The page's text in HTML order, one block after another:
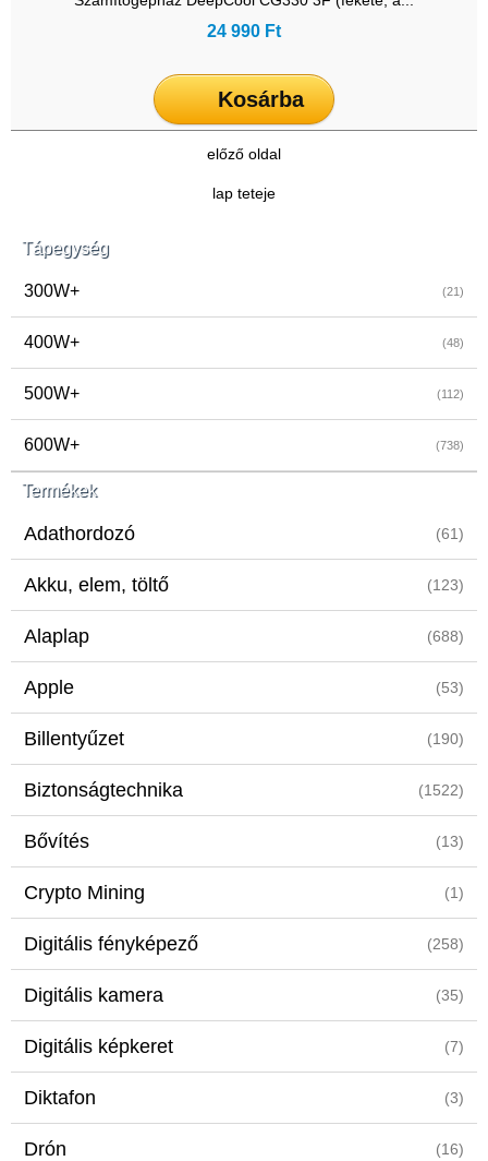
Tápegység
300W+ (21)
400W+ (48)
500W+ (112)
600W+ (738)
Termékek
Adathordozó (61)
Akku, elem, töltő (123)
Alaplap (688)
Apple (53)
Billentyűzet (190)
Biztonságtechnika (1522)
Bővítés (13)
Crypto Mining (1)
Digitális fényképező (258)
Digitális kamera (35)
Digitális képkeret (7)
Diktafon (3)
Drón (16)
24 990 Ft
Kosárba
előző oldal
lap teteje